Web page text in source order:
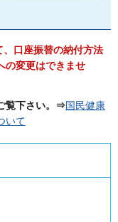
、口座振替の納付方法
の変更はできませ
覧下さい。⇒国民健康
いて